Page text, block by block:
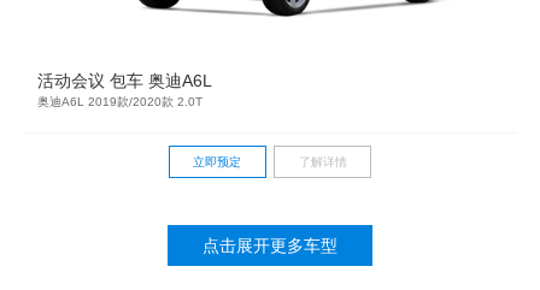
活动会议 包车 奥迪A6L
奥迪A6L 2019款/2020款 2.0T
立即预定 了解详情
点击展开更多车型